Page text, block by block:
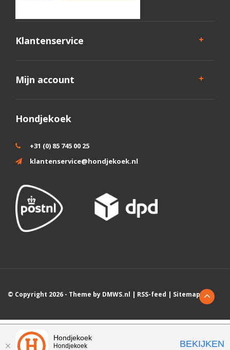
Klantenservice
Mijn account
Hondjekoek
+31 (0) 85 745 00 25
klantenservice@hondjekoek.nl
© Copyright 2026 - Theme by DMWS.nl | RSS-feed | Sitemap
Wij slaan cookies op om onze website te verbeteren. Is dat akkoord?
Hondjekoek
Hondjekoek BEKIJKEN